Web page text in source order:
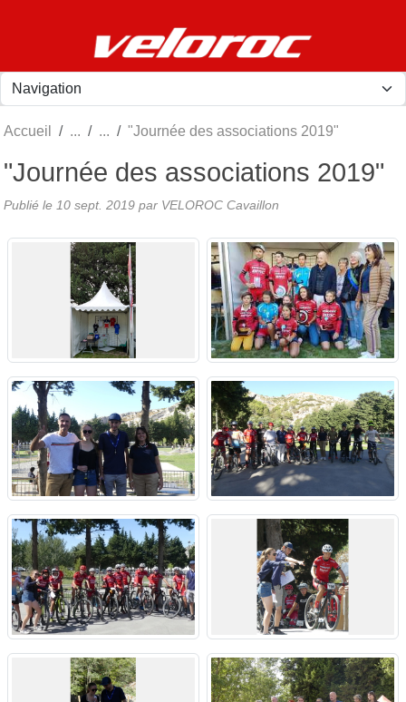
Accueil "Journée des associations 2019"
"Journée des associations 2019"
Publié le 10 sept. 2019 par VELOROC Cavaillon